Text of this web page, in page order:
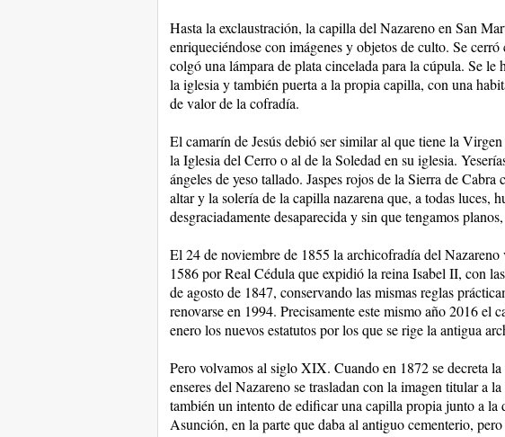
Hasta la exclaustración, la capilla del Nazareno en San
enriqueciéndose con imágenes y objetos de culto. Se
colgó una lámpara de plata cincelada para la cúpula. Se le
la iglesia y también puerta a la propia capilla, con una
de valor de la cofradía.
El camarín de Jesús debió ser similar al que tiene la
la Iglesia del Cerro o al de la Soledad en su iglesia.
ángeles de yeso tallado. Jaspes rojos de la Sierra de
altar y la solería de la capilla nazarena que, a todas luces,
desgraciadamente desaparecida y sin que tengamos
El 24 de noviembre de 1855 la archicofradía del Nazareno
1586 por Real Cédula que expidió la reina Isabel II, con
de agosto de 1847, conservando las mismas reglas
renovarse en 1994. Precisamente este mismo año 2016 el
enero los nuevos estatutos por los que se rige la antigua
Pero volvamos al siglo XIX. Cuando en 1872 se decreta
enseres del Nazareno se trasladan con la imagen titular a
también un intento de edificar una capilla propia junto a la
Asunción, en la parte que daba al antiguo cementerio,